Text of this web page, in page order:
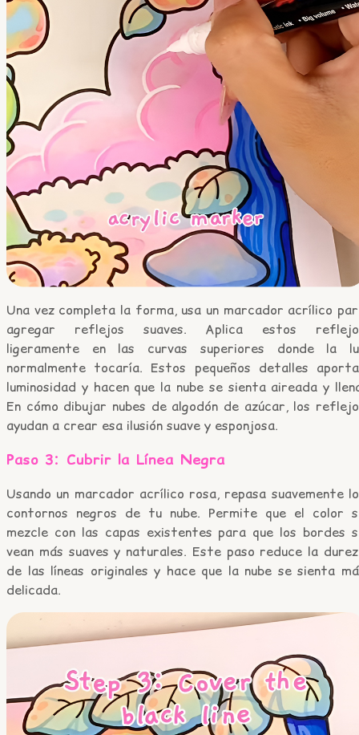
Una vez completa la forma, usa un marcador acrílico
agregar reflejos suaves. Aplica estos
ligeramente en las curvas superiores donde la
normalmente tocaría. Estos pequeños detalles
luminosidad y hacen que la nube se sienta aireada y
En cómo dibujar nubes de algodón de azúcar, los
ayudan a crear esa ilusión suave y esponjosa.
Paso 3: Cubrir la Línea Negra
Usando un marcador acrílico rosa, repasa suavemente
contornos negros de tu nube. Permite que el color
mezcle con las capas existentes para que los bordes
vean más suaves y naturales. Este paso reduce la
de las líneas originales y hace que la nube se sienta
delicada.